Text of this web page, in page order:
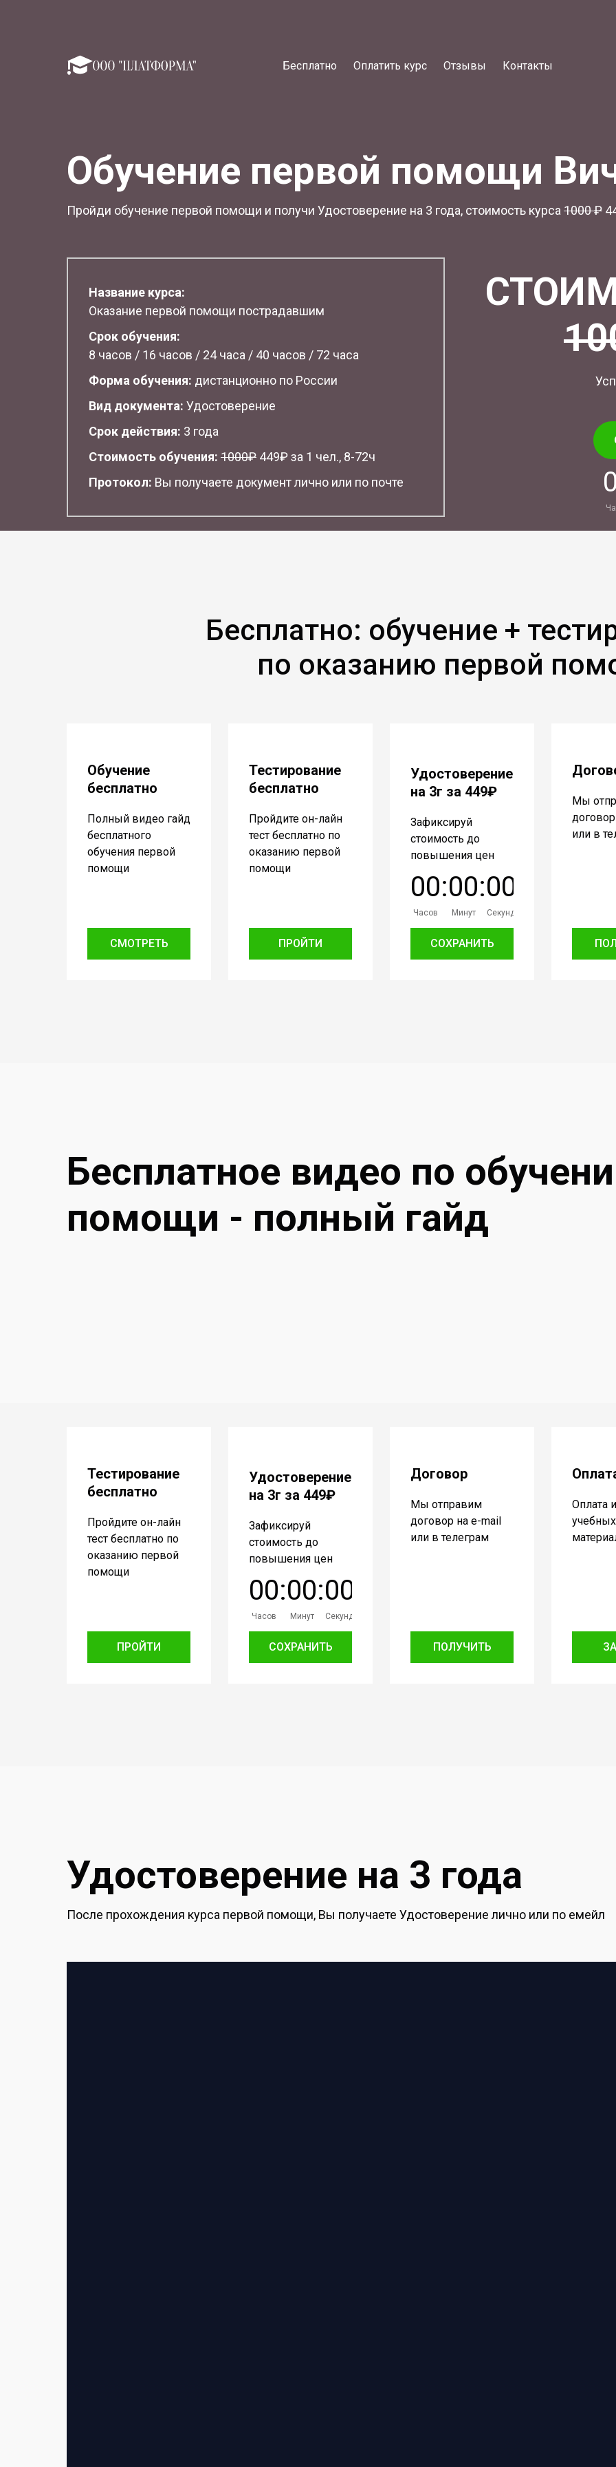
Бесплатно Оплатить курс Отзывы Контакты
Обучение первой помощи
Пройди обучение первой помощи и получи Удостоверение на 3 года, стоимость курса 1000 ₽
Название курса:
Оказание первой помощи пострадавшим
Срок обучения:
8 часов / 16 часов / 24 часа / 40 часов / 72 часа
Форма обучения: дистанционно по России
Вид документа: Удостоверение
Срок действия: 3 года
Стоимость обучения: 1000₽ 449₽ за 1 чел., 8-72ч
Протокол: Вы получаете документ лично или по почте 0
Бесплатно: обучение +
по оказанию первой
Обучение
бесплатно
Полный видео гайд
бесплатного
обучения первой
помощи
СМОТРЕТЬ
Тестирование
бесплатно
Пройдите он-лайн
тест бесплатно по
оказанию первой
помощи
ПРОЙТИ
Удостоверение
на 3г за 449₽
Зафиксируй
стоимость до
повышения цен
00
Часов
:00
Минут
:00
Секунд
СОХРАНИТЬ
Мы
или в
Бесплатное видео по
помощи - полный гайд
Тестирование
бесплатно
Пройдите он-лайн
тест бесплатно по
оказанию первой
помощи
ПРОЙТИ
Удостоверение
на 3г за 449₽
Зафиксируй
стоимость до
повышения цен
00
Часов
:00
Минут
:00
Секунд
СОХРАНИТЬ
Договор
Мы отправим
договор на e-mail
или в телеграм
ПОЛУЧИТЬ
Оплата
учебных
Удостоверение на 3 года
После прохождения курса первой помощи, Вы получаете Удостоверение лично или по емейл